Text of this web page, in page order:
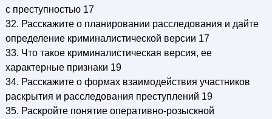
с преступностью 17
32. Расскажите о планировании расследования и дайте
определение криминалистической версии 17
33. Что такое криминалистическая версия, ее
характерные признаки 19
34. Расскажите о формах взаимодействия участников
раскрытия и расследования преступлений 19
35. Раскройте понятие оперативно-розыскной